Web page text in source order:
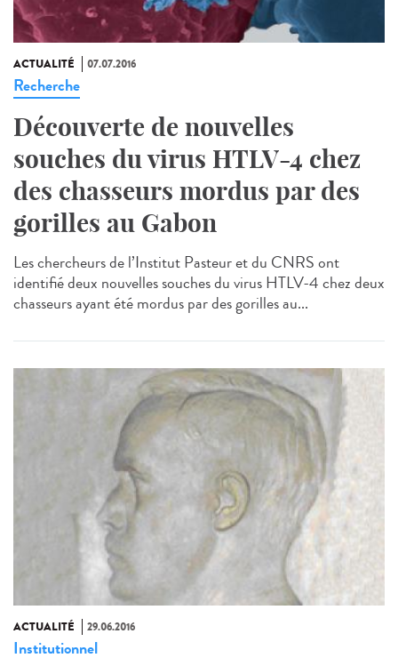
ACTUALITÉ 07.07.2016
Recherche
Découverte de nouvelles
souches du virus HTLV-4 chez
des chasseurs mordus par des
gorilles au Gabon
Les chercheurs de l’Institut Pasteur et du CNRS ont
identifié deux nouvelles souches du virus HTLV-4 chez deux
chasseurs ayant été mordus par des gorilles au...
ACTUALITÉ 29.06.2016
Institutionnel